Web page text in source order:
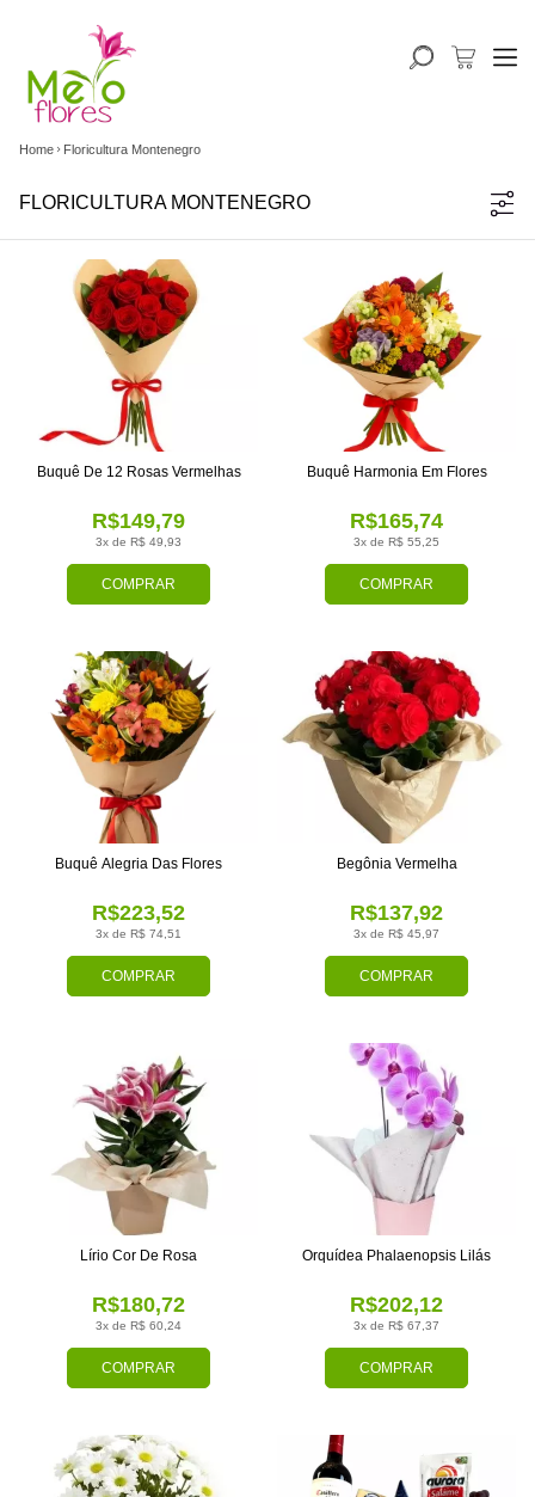
Home Floricultura Montenegro
FLORICULTURA MONTENEGRO
COMPRAR
3x de R$ 49,93
R$149,79
Buquê De 12 Rosas Vermelhas
COMPRAR
3x de R$ 55,25
R$165,74
Buquê Harmonia Em Flores
COMPRAR
3x de R$ 74,51
R$223,52
Buquê Alegria Das Flores
COMPRAR
3x de R$ 45,97
R$137,92
Begônia Vermelha
COMPRAR
3x de R$ 60,24
R$180,72
Lírio Cor De Rosa
COMPRAR
3x de R$ 67,37
R$202,12
Orquídea Phalaenopsis Lilás